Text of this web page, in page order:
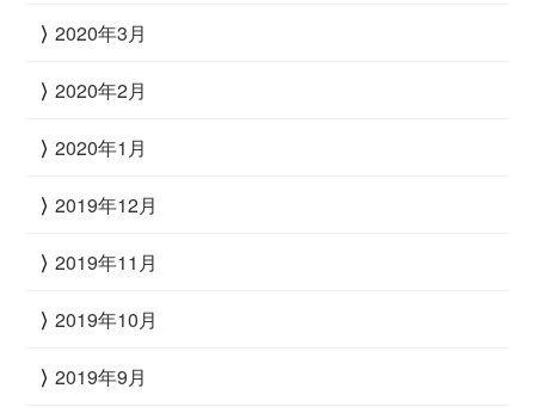
2020年3月
2020年2月
2020年1月
2019年12月
2019年11月
2019年10月
2019年9月